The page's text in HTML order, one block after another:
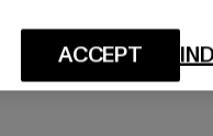
ACCEPT